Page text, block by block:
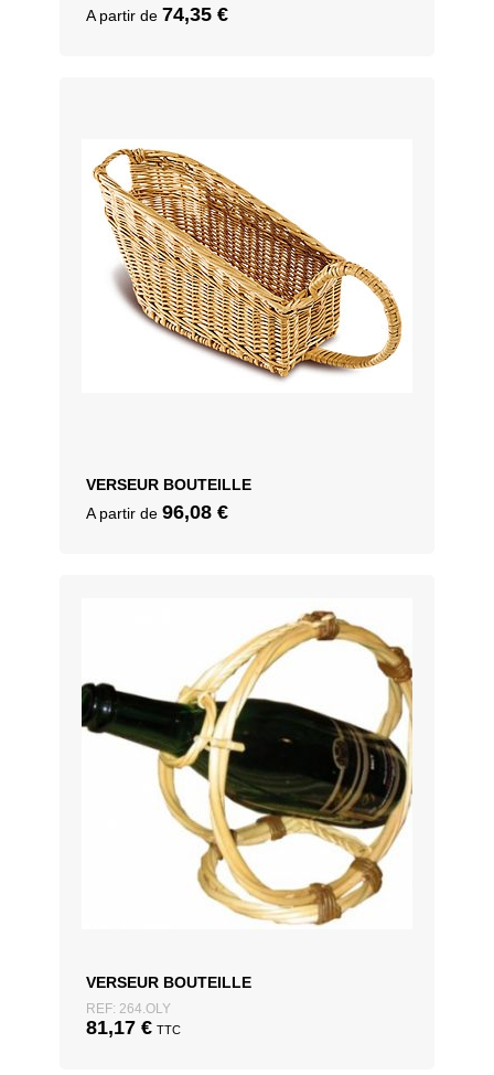
A partir de 74,35 €
VERSEUR BOUTEILLE
A partir de 96,08 €
VERSEUR BOUTEILLE
REF: 264.OLY
81,17 € TTC